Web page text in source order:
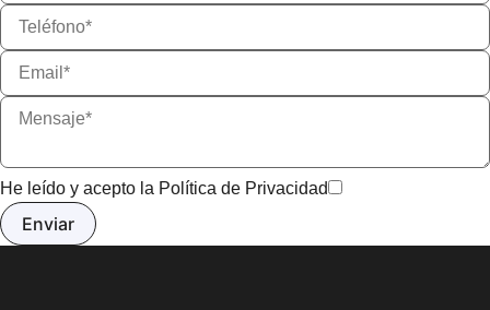
He leído y acepto la Política de Privacidad